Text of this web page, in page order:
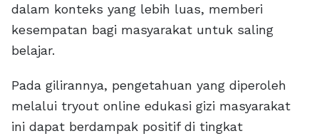
dalam konteks yang lebih luas, memberi
kesempatan bagi masyarakat untuk saling
belajar.
Pada gilirannya, pengetahuan yang diperoleh
melalui tryout online edukasi gizi masyarakat
ini dapat berdampak positif di tingkat